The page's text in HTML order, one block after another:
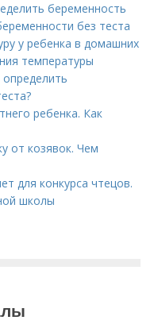
беременность
без теста
у ребенка в домашних
температуры
ребенка. Как
от козявок. Чем
для конкурса чтецов.
школы